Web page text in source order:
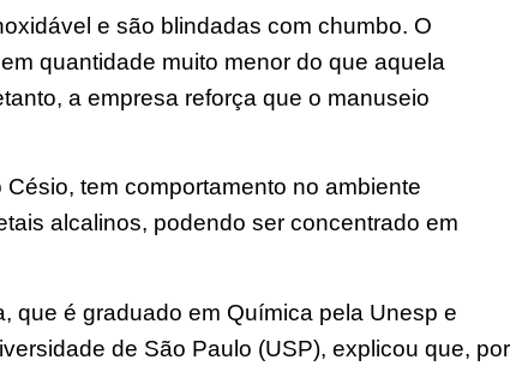
e são blindadas com chumbo. O
quantidade muito menor do que aquela
a empresa reforça que o manuseio
tem comportamento no ambiente
alcalinos, podendo ser concentrado em
que é graduado em Química pela Unesp e
de São Paulo (USP), explicou que, por